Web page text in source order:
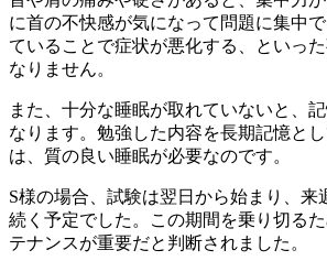
に首の不快感が気になって問題に集中
ていることで症状が悪化する、といっ
なりません。
また、十分な睡眠が取れていないと、
なります。勉強した内容を長期記憶と
は、質の良い睡眠が必要なのです。
S様の場合、試験は翌日から始まり、来
続く予定でした。この期間を乗り切る
テナンスが重要だと判断されました。